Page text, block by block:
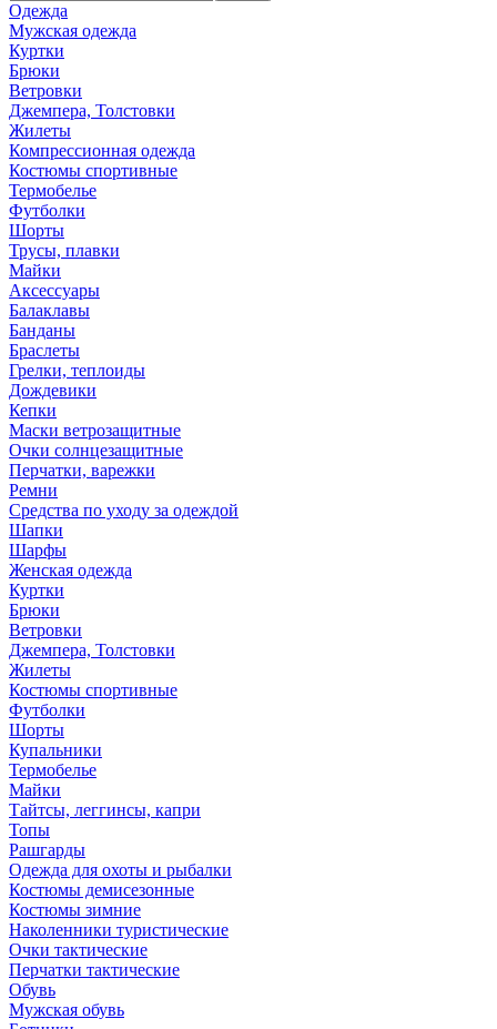
Одежда
Мужская одежда
Куртки
Брюки
Ветровки
Джемпера, Толстовки
Жилеты
Компрессионная одежда
Костюмы спортивные
Термобелье
Футболки
Шорты
Трусы, плавки
Майки
Аксессуары
Балаклавы
Банданы
Браслеты
Грелки, теплоиды
Дождевики
Кепки
Маски ветрозащитные
Очки солнцезащитные
Перчатки, варежки
Ремни
Средства по уходу за одеждой
Шапки
Шарфы
Женская одежда
Куртки
Брюки
Ветровки
Джемпера, Толстовки
Жилеты
Костюмы спортивные
Футболки
Шорты
Купальники
Термобелье
Майки
Тайтсы, леггинсы, капри
Топы
Рашгарды
Одежда для охоты и рыбалки
Костюмы демисезонные
Костюмы зимние
Наколенники туристические
Очки тактические
Перчатки тактические
Обувь
Мужская обувь